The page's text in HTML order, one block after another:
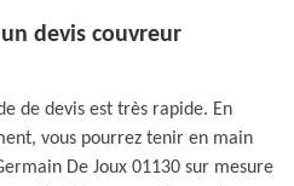
devis couvreur
de devis est très rapide. En
vous pourrez tenir en main
De Joux 01130 sur mesure